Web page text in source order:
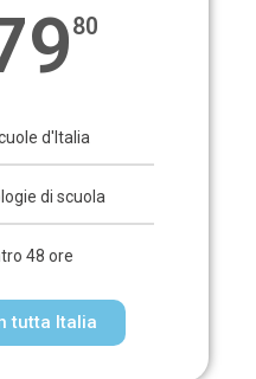
80
d'Italia
di scuola
48 ore
tutta Italia